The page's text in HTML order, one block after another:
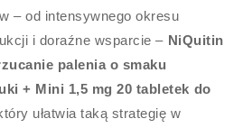
– od intensywnego okresu
i doraźne wsparcie – NiQuitin
palenia o smaku
+ Mini 1,5 mg 20 tabletek do
ułatwia taką strategię w